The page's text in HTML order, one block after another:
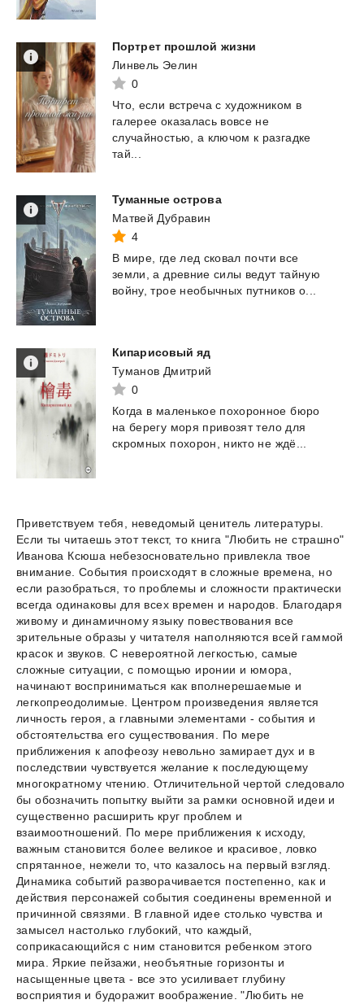
Портрет прошлой жизни
Линвель Эелин
0
Что, если встреча с художником в
галерее оказалась вовсе не
случайностью, а ключом к разгадке
тай...
Туманные острова
Матвей Дубравин
4
В мире, где лед сковал почти все
земли,
а древние силы ведут тайную
войну, трое необычных путников о...
Кипарисовый яд
Туманов Дмитрий
0
Когда в маленькое похоронное бюро
на берегу моря привозят тело для
скромных похорон, никто не ждё...
Приветствуем тебя, неведомый ценитель литературы.
Если ты читаешь этот текст, то книга "Любить не страшно"
Иванова Ксюша небезосновательно привлекла твое
внимание. События происходят в сложные времена, но
если разобраться, то проблемы и сложности практически
всегда одинаковы для всех времен и народов. Благодаря
живому и динамичному языку повествования все
зрительные образы у читателя наполняются всей гаммой
красок и звуков. С невероятной легкостью, самые
сложные ситуации, с помощью иронии и юмора,
начинают восприниматься как вполнерешаемые и
легкопреодолимые. Центром произведения является
личность героя, а главными элементами - события и
обстоятельства его существования. По мере
приближения к апофеозу невольно замирает дух и в
последствии чувствуется желание к последующему
многократному чтению. Отличительной чертой следовало
бы обозначить попытку выйти за рамки основной идеи и
существенно расширить круг проблем и
взаимоотношений. По мере приближения к исходу,
важным становится более великое и красивое, ловко
спрятанное, нежели то, что казалось на первый взгляд.
Динамика событий разворачивается постепенно, как и
действия персонажей события соединены временной и
причинной связями. В главной идее столько чувства и
замысел настолько глубокий, что каждый,
соприкасающийся с ним становится ребенком этого
мира. Яркие пейзажи, необъятные горизонты и
насыщенные цвета - все это усиливает глубину
восприятия и будоражит воображение. "Любить не